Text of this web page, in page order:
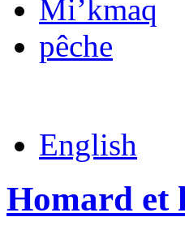
Mi’kmaq
pêche
English
Homard et